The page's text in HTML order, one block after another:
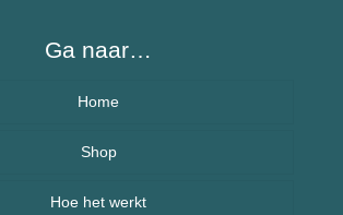
Ga naar…
Home
Over BeSafeCharm – ons verhaal
Shop
Armbanden
Hoe het werkt